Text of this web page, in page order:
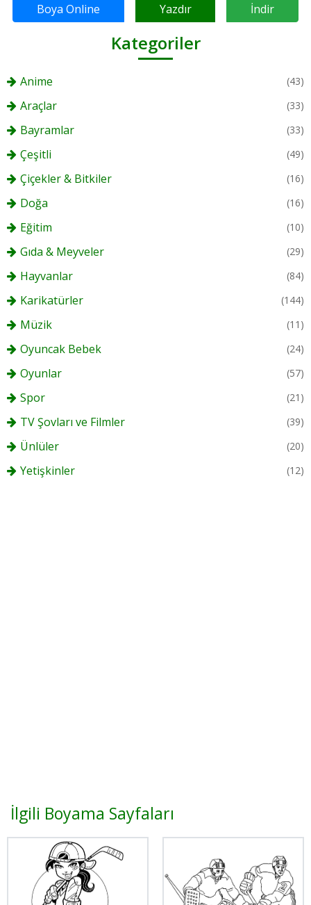
Boya Online Yazdır İndir
Kategoriler
Anime (43)
Araçlar (33)
Bayramlar (33)
Çeşitli (49)
Çiçekler & Bitkiler (16)
Doğa (16)
Eğitim (10)
Gıda & Meyveler (29)
Hayvanlar (84)
Karikatürler (144)
Müzik (11)
Oyuncak Bebek (24)
Oyunlar (57)
Spor (21)
TV Şovları ve Filmler (39)
Ünlüler (20)
Yetişkinler (12)
İlgili Boyama Sayfaları